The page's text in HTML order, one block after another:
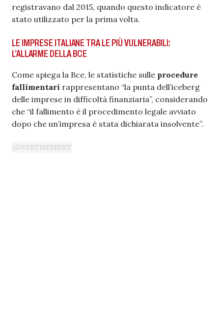
registravano dal 2015, quando questo indicatore è
stato utilizzato per la prima volta.
LE IMPRESE ITALIANE TRA LE PIÙ VULNERABILI:
L’ALLARME DELLA BCE
Come spiega la Bce, le statistiche sulle procedure
fallimentari rappresentano “la punta dell’iceberg
delle imprese in difficoltà finanziaria”, considerando
che “il fallimento è il procedimento legale avviato
dopo che un’impresa è stata dichiarata insolvente”.